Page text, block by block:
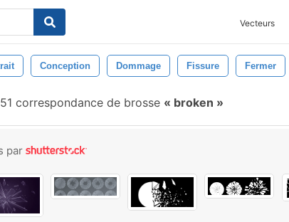
Vecteurs
Conception Dommage Fissure Fermer
correspondance de brosse broken
par